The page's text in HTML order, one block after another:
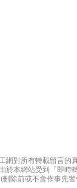
對所有轉載留言
本網站受到「即
除前或不會作事先